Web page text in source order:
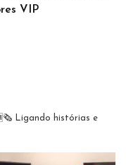
VIP
Ligando histórias e